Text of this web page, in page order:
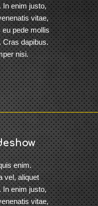
In enim justo,
vitae,
pede mollis
Cras dapibus.
nisi.
enim.
vel, aliquet
In enim justo,
vitae,